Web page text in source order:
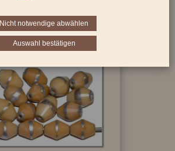
Nicht notwendige abwählen
Auswahl bestätigen